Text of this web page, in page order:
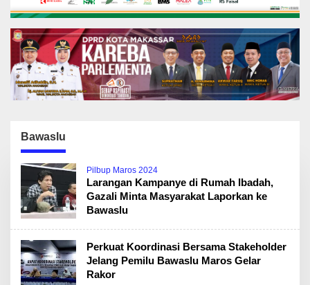
Bawaslu
Pilbup Maros 2024
Larangan Kampanye di Rumah Ibadah,
Gazali Minta Masyarakat Laporkan ke
Bawaslu
Perkuat Koordinasi Bersama Stakeholder
Jelang Pemilu Bawaslu Maros Gelar
Rakor